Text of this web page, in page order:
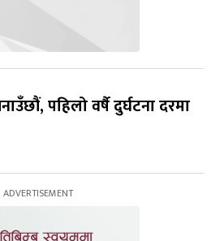
पहिलो वर्षै दुर्घटना दरमा